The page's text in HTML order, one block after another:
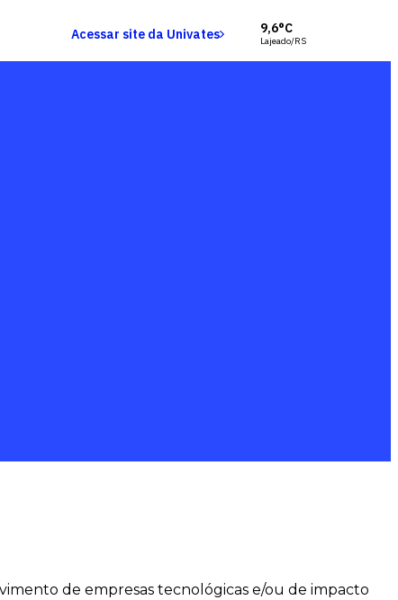
Acessar site da Univates 9,6°C
Lajeado/RS
de empresas tecnológicas e/ou de impacto